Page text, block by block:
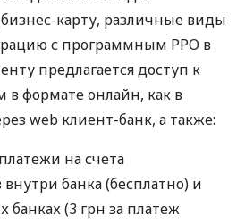
карту, различные виды
с программным РРО в
предлагается доступ к
в формате онлайн, как в
web клиент-банк, а также:
на счета
внутри банка (бесплатно) и
банках (3 грн за платеж